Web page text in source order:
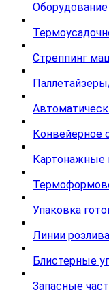
Стреппинг
Конвейерное
Упаковка
Линии розлива
Блистерные
Запасные